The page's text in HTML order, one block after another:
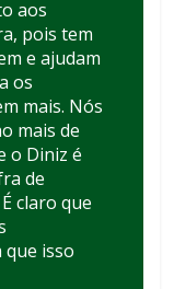
aos
pois tem
e ajudam
os
mais. Nós
mais de
o Diniz é
de
claro que
isso